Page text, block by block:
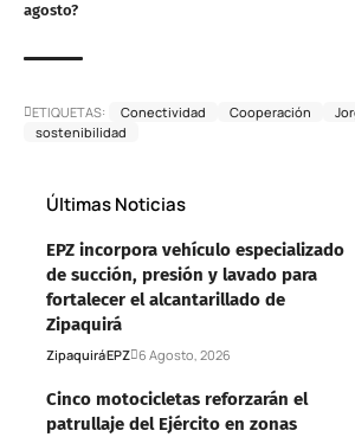
agosto?
ETIQUETAS: Conectividad Cooperación
sostenibilidad
Últimas Noticias
EPZ incorpora vehículo especializado
de succión, presión y lavado para
fortalecer el alcantarillado de
Zipaquirá
ZipaquiráEPZ 6 Agosto, 2026
Cinco motocicletas reforzarán el
patrullaje del Ejército en zonas